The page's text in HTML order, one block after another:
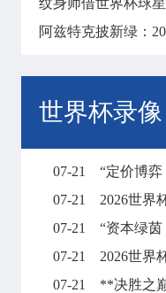
阿兹特克披新绿：
世界杯录像
07-21
“定价博弈：
07-21
2026世界杯镜
07-21
“资本绿
07-21
2026世界杯
07-21
**决胜之巅